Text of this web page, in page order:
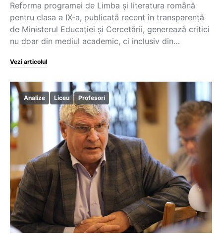
Reforma programei de Limba și literatura română
pentru clasa a IX-a, publicată recent în transparență
de Ministerul Educației și Cercetării, generează critici
nu doar din mediul academic, ci inclusiv din…
Vezi articolul
Analize Liceu Profesori